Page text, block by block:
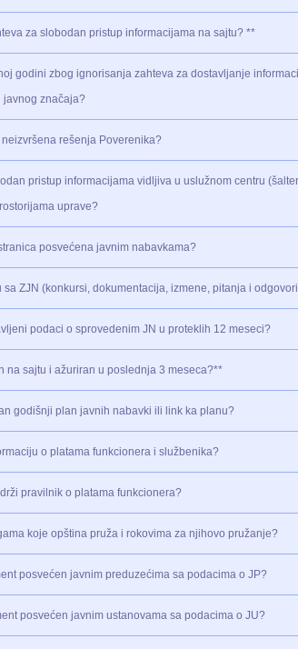
za slobodan pristup informacijama na sajtu? **
godini zbog ignorisanja zahteva za dostavljanje
javnog značaja?
rešenja Poverenika?
pristup informacijama vidljiva u uslužnom centru
uprave?
posvećena javnim nabavkama?
ZJN (konkursi, dokumentacija, izmene, pitanja i
podaci o sprovedenim JN u proteklih 12 meseci?
na sajtu i ažuriran u poslednja 3 meseca?**
godišnji plan javnih nabavki ili link ka planu?
o platama funkcionera i službenika?
pravilnik o platama funkcionera?
koje opština pruža i rokovima za njihovo pružanje?
posvećen javnim preduzećima sa podacima o JP?
posvećen javnim ustanovama sa podacima o JU?